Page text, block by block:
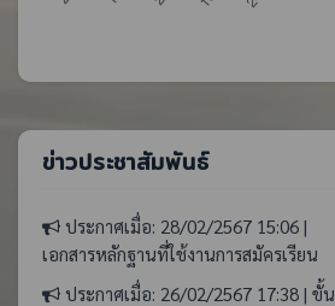
ข่าวประชาสัมพันธ์
ประกาศเมื่อ: 28/02/2567 15:06 |
เอกสารหลักฐานที่ใช้งานการสมัครเรียน
ประกาศเมื่อ: 26/02/2567 17:38 | ขั้น